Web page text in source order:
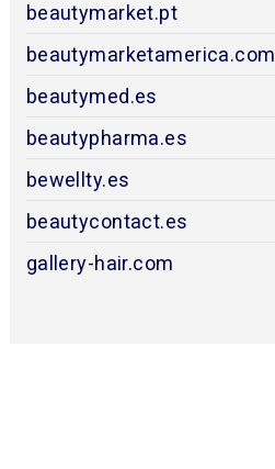
beautymarket.pt
beautymarketamerica.com
beautymed.es
beautypharma.es
bewellty.es
beautycontact.es
gallery-hair.com